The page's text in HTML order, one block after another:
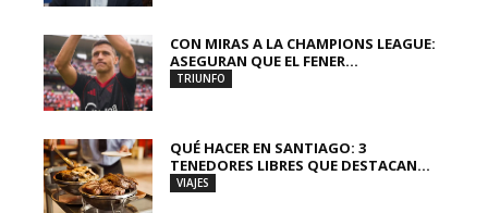
CON MIRAS A LA CHAMPIONS LEAGUE:
ASEGURAN QUE EL FENER...
TRIUNFO
QUÉ HACER EN SANTIAGO: 3
TENEDORES LIBRES QUE DESTACAN...
VIAJES